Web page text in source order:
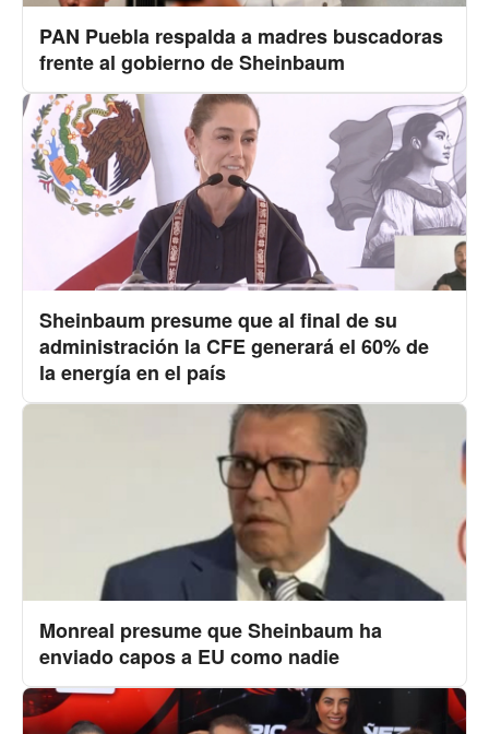
PAN Puebla respalda a madres buscadoras
frente al gobierno de Sheinbaum
Sheinbaum presume que al final de su
administración la CFE generará el 60% de
la energía en el país
Monreal presume que Sheinbaum ha
enviado capos a EU como nadie